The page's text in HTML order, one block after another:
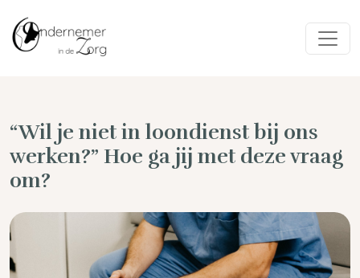
“Wil je niet in loondienst bij ons
werken?” Hoe ga jij met deze vraag
om?